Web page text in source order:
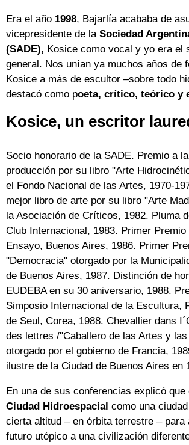
Era el año 1998, Bajarlía acababa de
vicepresidente de la Sociedad
(SADE), Kosice como vocal y yo era el
general. Nos unían ya muchos años de
Kosice a más de escultor –sobre todo
destacó como poeta, crítico, teórico y
Kosice, un escritor
Socio honorario de la SADE. Premio a
producción por su libro "Arte
el Fondo Nacional de las Artes, 1970-
mejor libro de arte por su libro "Arte
la Asociación de Críticos, 1982. Pluma
Club Internacional, 1983. Primer
Ensayo, Buenos Aires, 1986. Primer
"Democracia" otorgado por la
de Buenos Aires, 1987. Distinción de
EUDEBA en su 30 aniversario, 1988.
Simposio Internacional de la Escultura,
de Seul, Corea, 1988. Chevallier dans
des lettres /"Caballero de las Artes y
otorgado por el gobierno de Francia,
ilustre de la Ciudad de Buenos Aires en
En una de sus conferencias explicó que
Ciudad Hidroespacial como una
cierta altitud – en órbita terrestre – para
futuro utópico a una civilización